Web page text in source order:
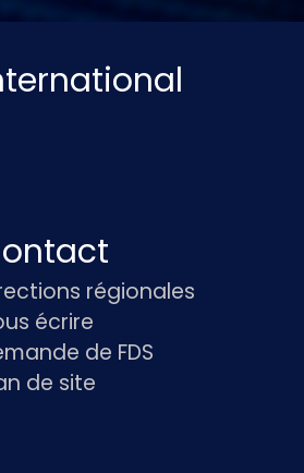
régionales
écrire
de FDS
de site